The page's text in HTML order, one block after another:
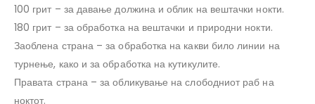
100 грит – за давање должина и облик на вештачки нокти.
180 грит – за обработка на вештачки и природни нокти.
Заоблена страна – за обработка на какви било линии на
турнење, како и за обработка на кутикулите.
Правата страна – за обликување на слободниот раб на
ноктот.